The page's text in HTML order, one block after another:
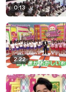
0:13
2:22